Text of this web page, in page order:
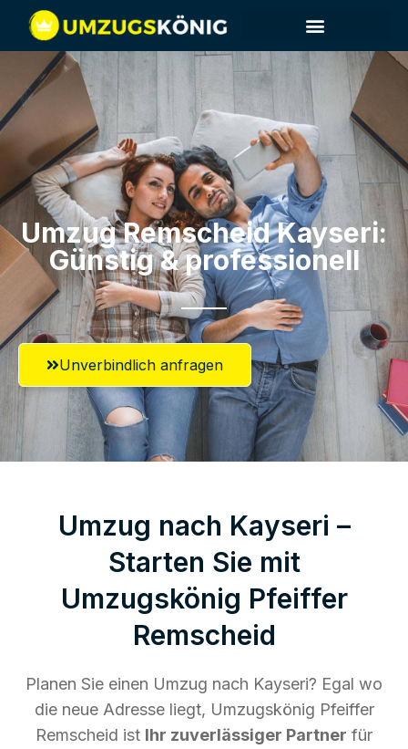
Umzug Remscheid​ Kayseri:
Günstig & professionell​
Unverbindlich anfragen
Umzug nach Kayseri –
Starten Sie mit
Umzugskönig Pfeiffer
Remscheid
Planen Sie einen Umzug nach Kayseri? Egal wo
die neue Adresse liegt, Umzugskönig Pfeiffer
Remscheid ist Ihr zuverlässiger Partner für